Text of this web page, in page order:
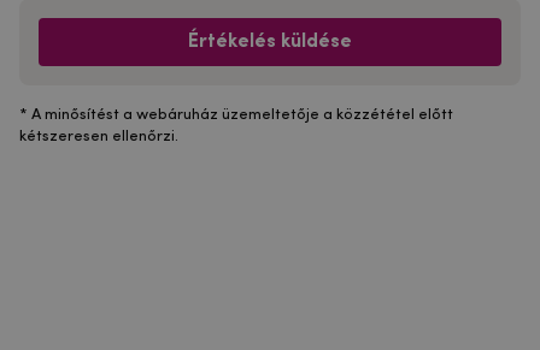
Értékelés küldése
* A minősítést a webáruház üzemeltetője a közzététel előtt
kétszeresen ellenőrzi.